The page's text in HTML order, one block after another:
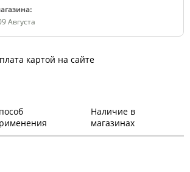
Августа
картой на сайте
Наличие в
магазинах